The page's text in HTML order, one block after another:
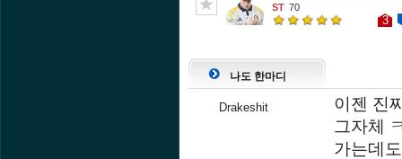
70
3
나도 한마디
Drakeshit
이젠 진
그자체
가는데